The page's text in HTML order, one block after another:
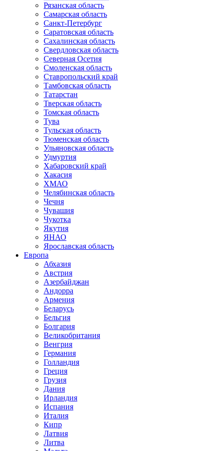
Рязанская область
Самарская область
Санкт-Петербург
Саратовская область
Сахалинская область
Свердловская область
Северная Осетия
Смоленская область
Ставропольский край
Тамбовская область
Татарстан
Тверская область
Томская область
Тува
Тульская область
Тюменская область
Ульяновская область
Удмуртия
Хабаровский край
Хакасия
ХМАО
Челябинская область
Чечня
Чувашия
Чукотка
Якутия
ЯНАО
Ярославская область
Европа
Абхазия
Австрия
Азербайджан
Андорра
Армения
Беларусь
Бельгия
Болгария
Великобритания
Венгрия
Германия
Голландия
Греция
Грузия
Дания
Ирландия
Испания
Италия
Кипр
Латвия
Литва